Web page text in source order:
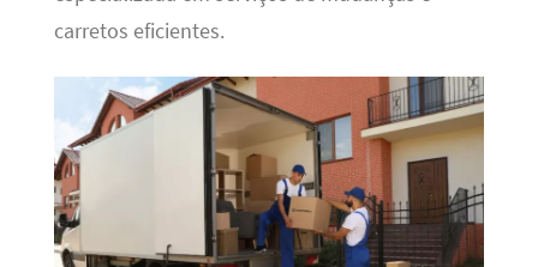
carretos eficientes.